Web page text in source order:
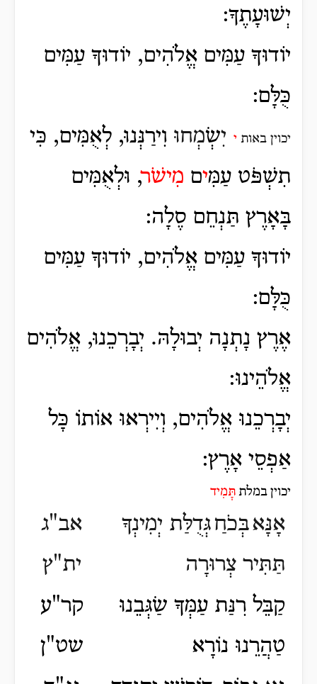
יְשׁוּעָתֶךָ:
יוֹדוּךָ עַמִּים אֱלֹהִים, יוֹדוּךָ עַמִּים
כֻּלָּם:
יכוין באות י יִשְׂמְחוּ וִירַנְּנוּ, לְאֻמִּים, כִּי
תִשְׁפֹּט עַמִּים מִישֹׁר, וּלְאֻמִּים
בָּאָרֶץ תַּנְחֵם סֶלָה:
יוֹדוּךָ עַמִּים אֱלֹהִים, יוֹדוּךָ עַמִּים
כֻּלָּם:
אֶרֶץ נָתְנָה יְבוּלָהּ. יְבָרְכֵנוּ, אֱלֹהִים
אֱלֹהֵינוּ:
יְבָרְכֵנוּ אֱלֹהִים, וְיִירְאוּ אוֹתוֹ כָּל
אַפְסֵי אָרֶץ:
יכוין במלת תָּמִיד
אָנָּאבְּכֹחַגְּדֻלַּת יְמִינְךָ
תַּתִּיר צְרוּרָה
אב"ג
ית"ץ
קַבֵּל רִנַּת עַמְּךָ שַׂגְּבֵנוּ
טַהֲרֵנוּ נוֹרָא
קר"ע
שט"ן